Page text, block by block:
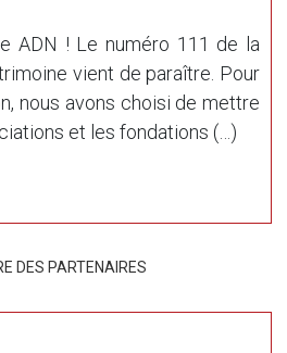
ADN ! Le numéro 111 de la
vient de paraître. Pour
nous avons choisi de mettre
et les fondations (…)
DES PARTENAIRES